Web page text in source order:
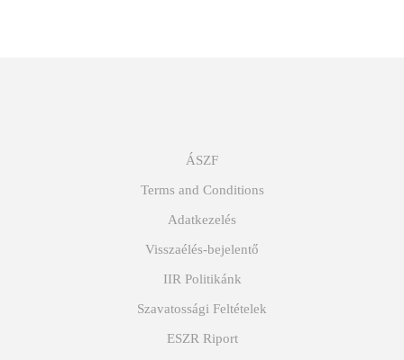
ÁSZF
Terms and Conditions
Adatkezelés
Visszaélés-bejelentő
IIR Politikánk
Szavatossági Feltételek
ESZR Riport